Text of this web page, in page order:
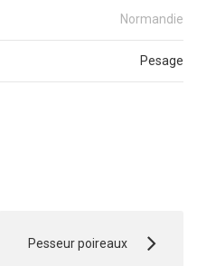
Normandie
Pesage
Pesseur poireaux